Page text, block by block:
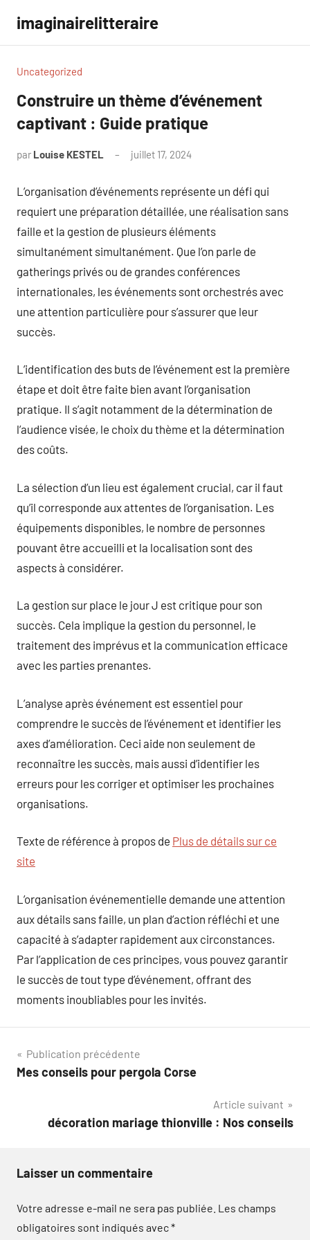
contenu
imaginairelitteraire
Uncategorized
Construire un thème d’événement
captivant : Guide pratique
par Louise KESTEL juillet 17, 2024
L’organisation d’événements représente un défi qui
requiert une préparation détaillée, une réalisation sans
faille et la gestion de plusieurs éléments
simultanément simultanément. Que l’on parle de
gatherings privés ou de grandes conférences
internationales, les événements sont orchestrés avec
une attention particulière pour s’assurer que leur
succès.
L’identification des buts de l’événement est la première
étape et doit être faite bien avant l’organisation
pratique. Il s’agit notamment de la détermination de
l’audience visée, le choix du thème et la détermination
des coûts.
La sélection d’un lieu est également crucial, car il faut
qu’il corresponde aux attentes de l’organisation. Les
équipements disponibles, le nombre de personnes
pouvant être accueilli et la localisation sont des
aspects à considérer.
La gestion sur place le jour J est critique pour son
succès. Cela implique la gestion du personnel, le
traitement des imprévus et la communication efficace
avec les parties prenantes.
L’analyse après événement est essentiel pour
comprendre le succès de l’événement et identifier les
axes d’amélioration. Ceci aide non seulement de
reconnaître les succès, mais aussi d’identifier les
erreurs pour les corriger et optimiser les prochaines
organisations.
Texte de référence à propos de Plus de détails sur ce
site
L’organisation événementielle demande une attention
aux détails sans faille, un plan d’action réfléchi et une
capacité à s’adapter rapidement aux circonstances.
Par l’application de ces principes, vous pouvez garantir
le succès de tout type d’événement, offrant des
moments inoubliables pour les invités.
Navigation
de
Publication précédente
Mes conseils pour pergola Corse
Article suivant
décoration mariage thionville : Nos conseils
Laisser un commentaire
Votre adresse e-mail ne sera pas publiée. Les champs
obligatoires sont indiqués avec*